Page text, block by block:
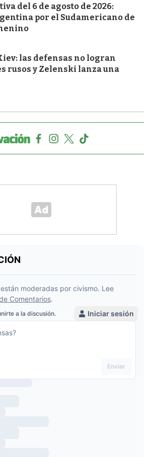
del 6 de agosto de 2026:
por el Sudamericano de
las defensas no logran
rusos y Zelenski lanza una